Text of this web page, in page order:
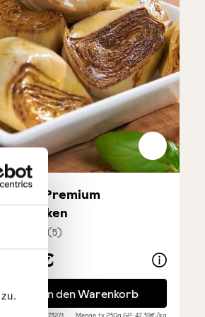
Bewertung von 3.4 von
(5)
- Premium
€
- Premium Artischocken
In den Warenkorb